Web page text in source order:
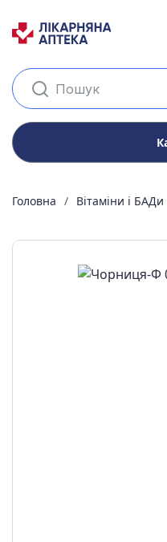
Головна Вітаміни і БАДи